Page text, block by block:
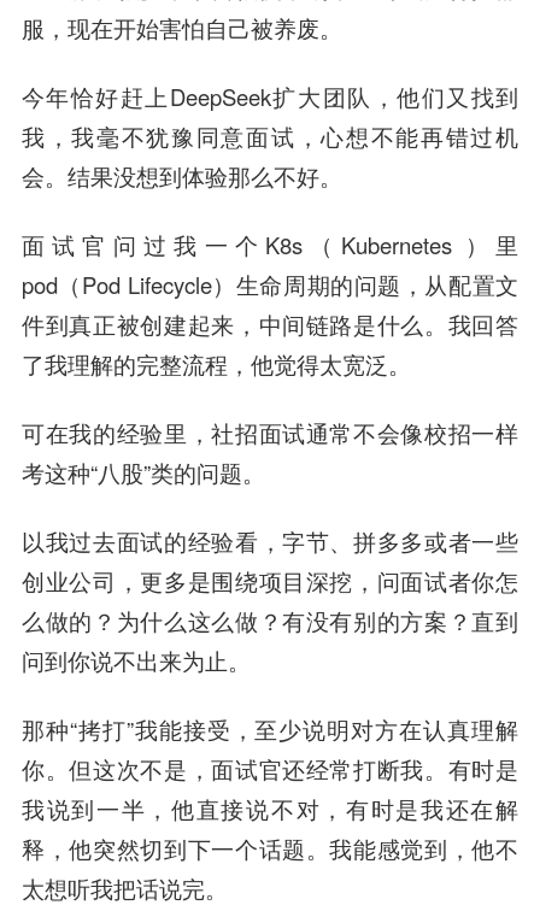
服，现在开始害怕自己被养废。
今年恰好赶上DeepSeek扩大团队，他们又找到
我，我毫不犹豫同意面试，心想不能再错过机
会。结果没想到体验那么不好。
面试官问过我一个K8s（Kubernetes ）里
pod（Pod Lifecycle）生命周期的问题，从配置文
件到真正被创建起来，中间链路是什么。我回答
了我理解的完整流程，他觉得太宽泛。
可在我的经验里，社招面试通常不会像校招一样
考这种“八股”类的问题。
以我过去面试的经验看，字节、拼多多或者一些
创业公司，更多是围绕项目深挖，问面试者你怎
么做的？为什么这么做？有没有别的方案？直到
问到你说不出来为止。
那种“拷打”我能接受，至少说明对方在认真理解
你。但这次不是，面试官还经常打断我。有时是
我说到一半，他直接说不对，有时是我还在解
释，他突然切到下一个话题。我能感觉到，他不
太想听我把话说完。